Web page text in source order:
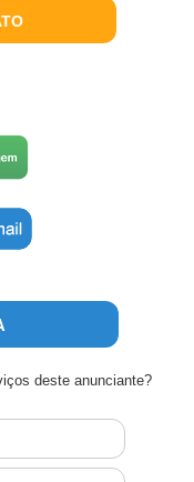
deste anunciante?